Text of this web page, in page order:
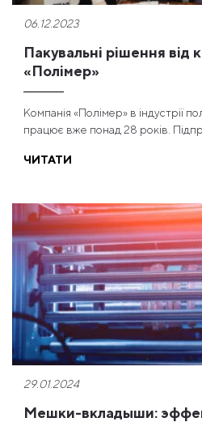
06.12.2023
Пакувальні рішення від
«Полімер»
Компанія «Полімер» в індустрії
працює вже понад 28 років.
ЧИТАТИ
29.01.2024
Мешки-вкладыши: